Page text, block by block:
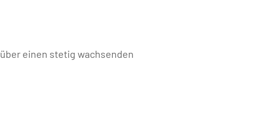
einen stetig wachsenden